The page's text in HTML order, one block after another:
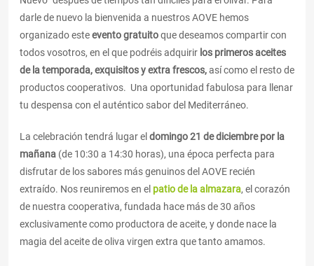
darle de nuevo la bienvenida a nuestros AOVE hemos
organizado esteevento gratuitoque deseamos compartir con
todos vosotros, en el que podréis adquirir los primeros aceites
de la temporada, exquisitos y extra frescos,así como el resto de
productos cooperativos. Una oportunidad fabulosa para llenar
tu despensa con el auténtico sabor del Mediterráneo.
La celebración tendrá lugar el domingo 21 de diciembre por la
mañana (de 10:30 a 14:30 horas), una época perfecta para
disfrutar de los sabores más genuinos del AOVE recién
extraído. Nos reuniremos en el patio de la almazara, el corazón
de nuestra cooperativa, fundada hace más de 30 años
exclusivamente como productora de aceite, y donde nace la
magia del aceite de oliva virgen extra que tanto amamos.